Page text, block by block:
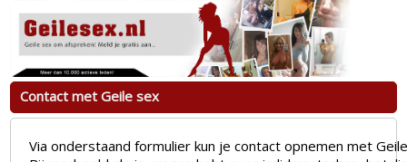
Contact met Geile sex
Via onderstaand formulier kun je contact opnemen met